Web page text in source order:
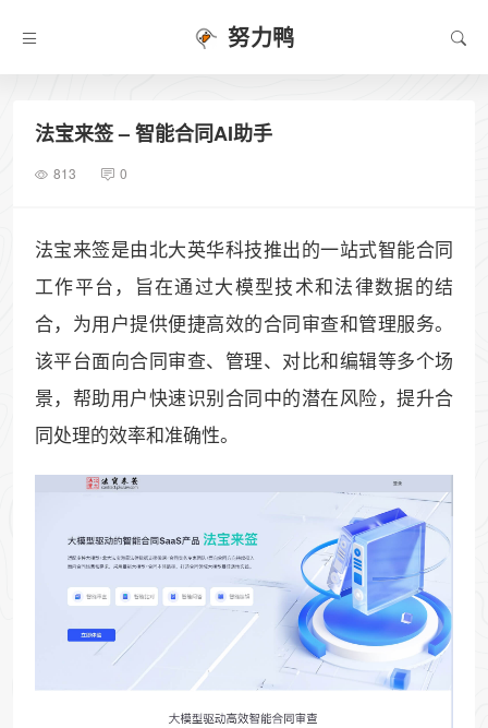
努力鸭
法宝来签 – 智能合同AI助手
813 0
法宝来签是由北大英华科技推出的一站式智能合同
工作平台，旨在通过大模型技术和法律数据的结
合，为用户提供便捷高效的合同审查和管理服务。
该平台面向合同审查、管理、对比和编辑等多个场
景，帮助用户快速识别合同中的潜在风险，提升合
同处理的效率和准确性。